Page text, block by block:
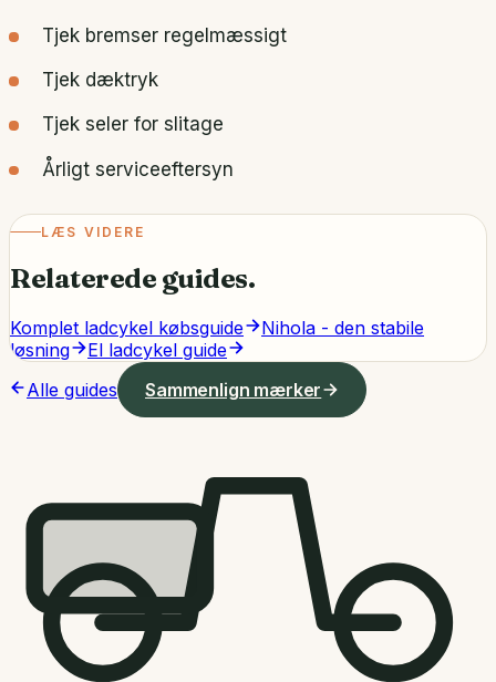
Tjek bremser regelmæssigt
Tjek dæktryk
Tjek seler for slitage
Årligt serviceeftersyn
LÆS VIDERE
Relaterede guides.
Komplet ladcykel købsguide
Nihola - den stabile
løsning
El ladcykel guide
Alle guides
Sammenlign mærker